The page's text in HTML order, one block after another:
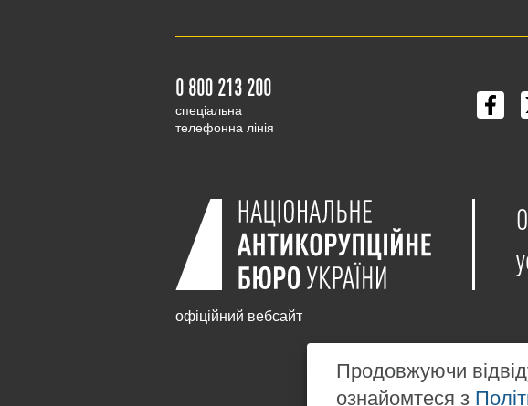
0 800 213 200
cпеціальна
телефонна лінія
офіційний вебсайт
Продовжуючи
ознайомтеся з